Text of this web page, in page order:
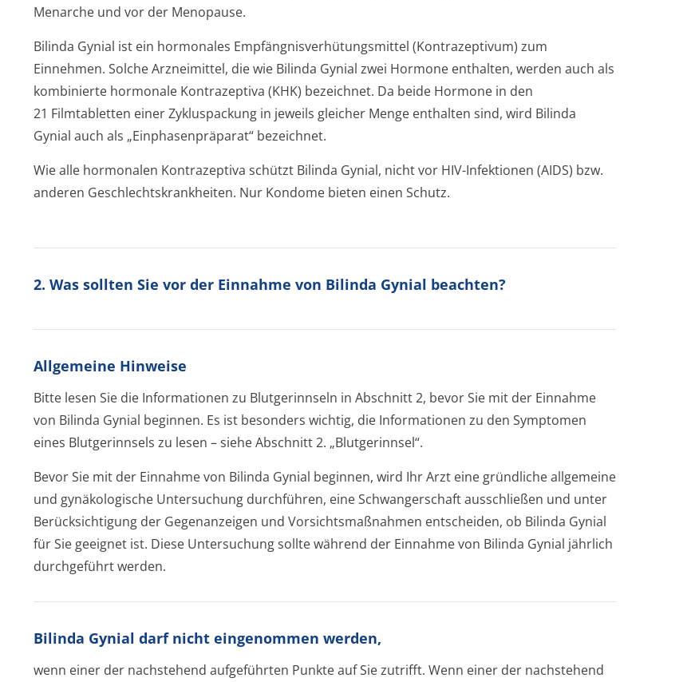
Menarche und vor der Menopause.
Bilinda Gynial ist ein hormonales Empfängnisver­hütungsmittel (Kontrazeptivum) zum
Einnehmen. Solche Arzneimittel, die wie Bilinda Gynial zwei Hormone enthalten, werden auch als
kombinierte hormonale Kontrazeptiva (KHK) bezeichnet. Da beide Hormone in den
21 Filmtabletten einer Zykluspackung in jeweils gleicher Menge enthalten sind, wird Bilinda
Gynial auch als „Einphasenpräparat“ bezeichnet.
Wie alle hormonalen Kontrazeptiva schützt Bilinda Gynial, nicht vor HIV-Infektionen (AIDS) bzw.
anderen Geschlechtskran­kheiten. Nur Kondome bieten einen Schutz.
2. Was sollten Sie vor der Einnahme von Bilinda Gynial beachten?
Allgemeine Hinweise
Bitte lesen Sie die Informationen zu Blutgerinnseln in Abschnitt 2, bevor Sie mit der Einnahme
von Bilinda Gynial beginnen. Es ist besonders wichtig, die Informationen zu den Symptomen
eines Blutgerinnsels zu lesen – siehe Abschnitt 2. „Blutgerinnsel“.
Bevor Sie mit der Einnahme von Bilinda Gynial beginnen, wird Ihr Arzt eine gründliche allgemeine
und gynäkologische Untersuchung durchführen, eine Schwangerschaft ausschließen und unter
Berücksichtigung der Gegenanzeigen und Vorsichtsmaßnahmen entscheiden, ob Bilinda Gynial
für Sie geeignet ist. Diese Untersuchung sollte während der Einnahme von Bilinda Gynial jährlich
durchgeführt werden.
Bilinda Gynial darf nicht eingenommen werden,
wenn einer der nachstehend aufgeführten Punkte auf Sie zutrifft. Wenn einer der nachstehend